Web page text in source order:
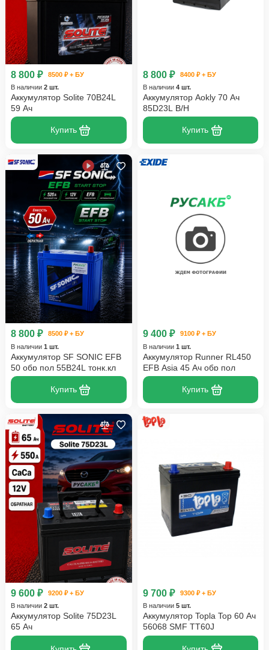
8 800 ₽
8500 ₽ + БУ
В наличии 2 шт.
Аккумулятор Solite 70B24L
59 Ач
Купить
8 800 ₽
8400 ₽ + БУ
В наличии 4 шт.
Аккумулятор Aokly 70 Ач
85D23L B/H
Купить
8 800 ₽
8500 ₽ + БУ
В наличии 1 шт.
Аккумулятор SF SONIC EFB
50 обр пол 55B24L тонк.кл
Купить
9 400 ₽
9100 ₽ + БУ
В наличии 1 шт.
Аккумулятор Runner RL450
EFB Asia 45 Ач обр пол
Купить
9 600 ₽
9200 ₽ + БУ
В наличии 2 шт.
Аккумулятор Solite 75D23L
65 Ач
9 700 ₽
9300 ₽ + БУ
В наличии 5 шт.
Аккумулятор Topla Top 60 Ач
56068 SMF TT60J